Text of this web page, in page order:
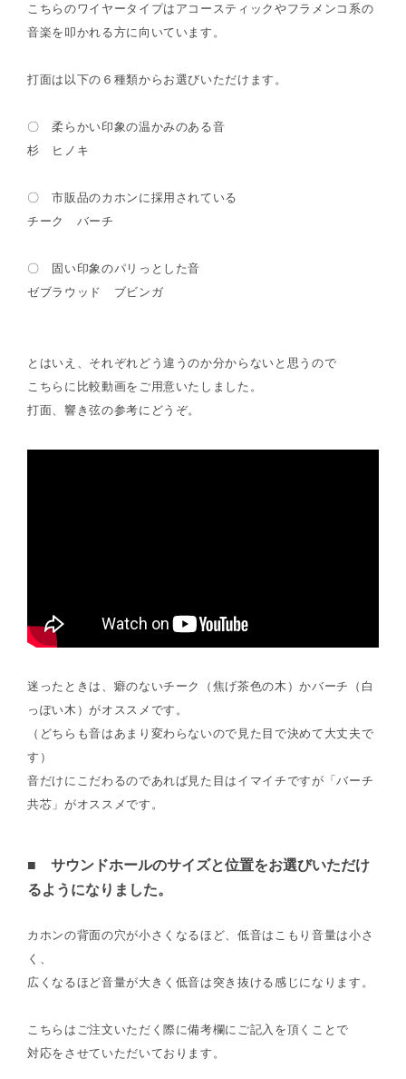
こちらのワイヤータイプはアコースティックやフラメンコ系の
音楽を叩かれる方に向いています。
打面は以下の６種類からお選びいただけます。
〇 柔らかい印象の温かみのある音
杉 ヒノキ
〇 市販品のカホンに採用されている
チーク バーチ
〇 固い印象のパリっとした音
ゼブラウッド ブビンガ
とはいえ、それぞれどう違うのか分からないと思うので
こちらに比較動画をご用意いたしました。
打面、響き弦の参考にどうぞ。
迷ったときは、癖のないチーク（焦げ茶色の木）かバーチ（白
っぽい木）がオススメです。
（どちらも音はあまり変わらないので見た目で決めて大丈夫で
す）
音だけにこだわるのであれば見た目はイマイチですが「バーチ
共芯」がオススメです。
■ サウンドホールのサイズと位置をお選びいただけ
るようになりました。
カホンの背面の穴が小さくなるほど、低音はこもり音量は小さ
く、
広くなるほど音量が大きく低音は突き抜ける感じになります。
こちらはご注文いただく際に備考欄にご記入を頂くことで
対応をさせていただいております。